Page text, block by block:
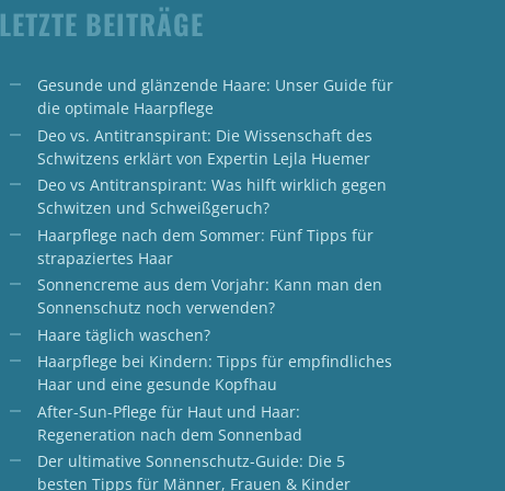
LETZTE BEITRÄGE
Gesunde und glänzende Haare: Unser Guide für
die optimale Haarpflege
Deo vs. Antitranspirant: Die Wissenschaft des
Schwitzens erklärt von Expertin Lejla Huemer
Deo vs Antitranspirant: Was hilft wirklich gegen
Schwitzen und Schweißgeruch?
Haarpflege nach dem Sommer: Fünf Tipps für
strapaziertes Haar
Sonnencreme aus dem Vorjahr: Kann man den
Sonnenschutz noch verwenden?
Haare täglich waschen?
Haarpflege bei Kindern: Tipps für empfindliches
Haar und eine gesunde Kopfhau
After-Sun-Pflege für Haut und Haar:
Regeneration nach dem Sonnenbad
Der ultimative Sonnenschutz-Guide: Die 5
besten Tipps für Männer, Frauen & Kinder